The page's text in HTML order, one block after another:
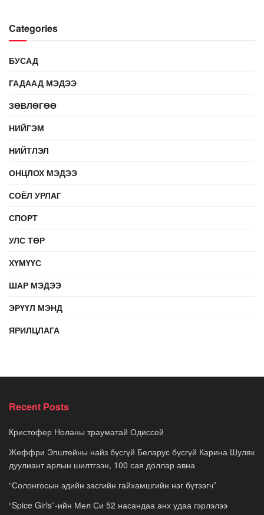
Categories
БУСАД
ГАДААД МЭДЭЭ
ЗӨВЛӨГӨӨ
НИЙГЭМ
НИЙТЛЭЛ
ОНЦЛОХ МЭДЭЭ
СОЁЛ УРЛАГ
СПОРТ
УЛС ТӨР
ХҮМҮҮС
ШАР МЭДЭЭ
ЭРҮҮЛ МЭНД
ЯРИЛЦЛАГА
Recent Posts
Кристофер Ноланы трауматай Одиссей
Жеффри Эпштейны найз бүсгүй Беларус бүсгүй Карина Шуляк
дуулиант арлын шилтгээн, 100 сая доллар авна
“Солонгосын эдийн засгийн гайхамшгийн нэг бүтээгч”
“Spice Girls”-ийн Мел Си 52 насандаа анх удаа гэрлэлээ